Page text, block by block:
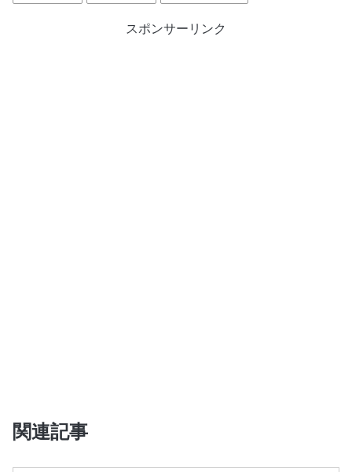
スポンサーリンク
関連記事